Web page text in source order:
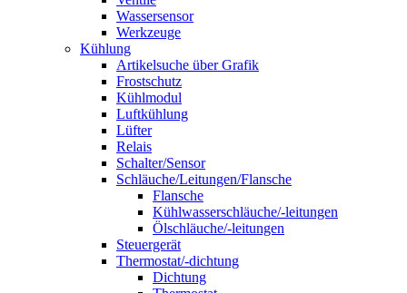
Wassersensor
Werkzeuge
Kühlung
Artikelsuche über Grafik
Frostschutz
Kühlmodul
Luftkühlung
Lüfter
Relais
Schalter/Sensor
Schläuche/Leitungen/Flansche
Flansche
Kühlwasserschläuche/-leitungen
Ölschläuche/-leitungen
Steuergerät
Thermostat/-dichtung
Dichtung